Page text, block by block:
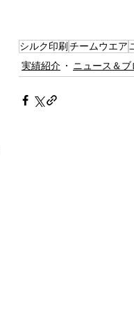
シルク印刷 チームウエア
実績紹介
ニュース＆ブ